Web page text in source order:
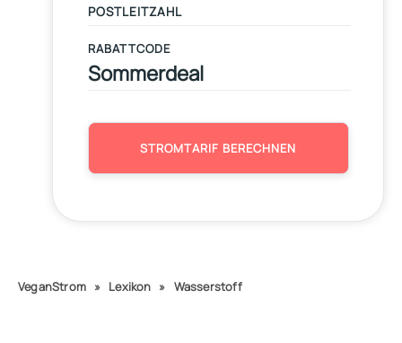
RABATTCODE
STROMTARIF BERECHNEN
VeganStrom » Lexikon » Wasserstoff